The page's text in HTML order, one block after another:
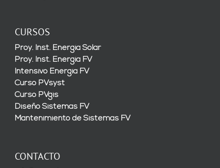
CURSOS
Proy. Inst. Energía Solar
Proy. Inst. Energía FV
Intensivo Energía FV
Curso PVsyst
Curso PVgis
Diseño Sistemas FV
Mantenimiento de Sistemas FV
CONTACTO